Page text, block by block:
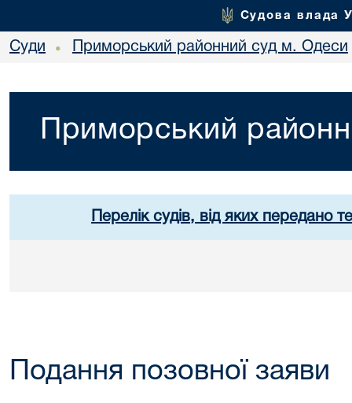
Судова влада
Суди • Приморський районний суд м. Одеси
Приморський
Перелік судів, від яких передано
Подання позовної заяви